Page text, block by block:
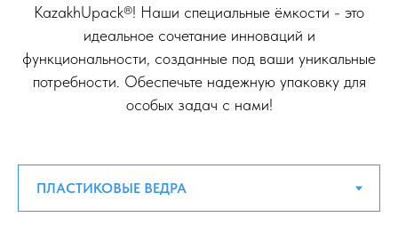
KazakhUpack®! Наши специальные ёмкости - это
идеальное сочетание инноваций и
функциональности, созданные под ваши уникальные
потребности. Обеспечьте надежную упаковку для
особых задач с нами!